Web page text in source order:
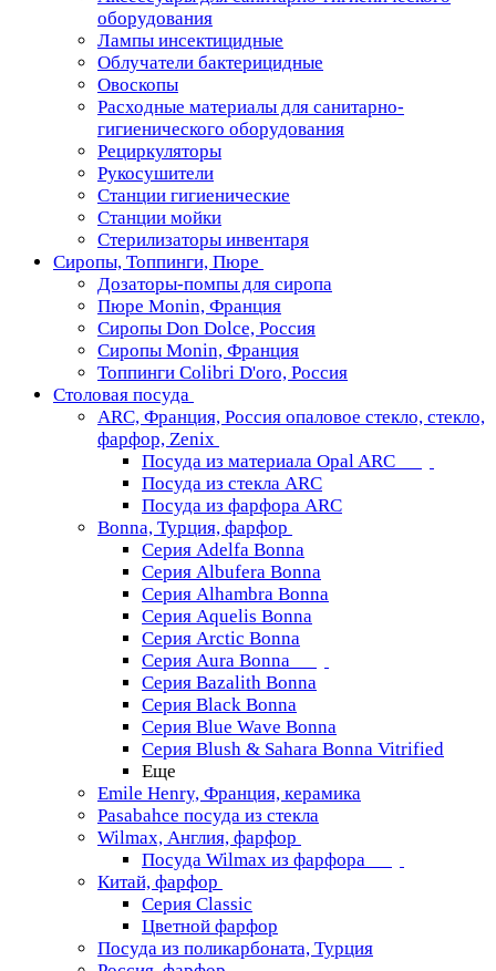
оборудования
Лампы инсектицидные
Облучатели бактерицидные
Овоскопы
Расходные материалы для санитарно-
гигиенического оборудования
Рециркуляторы
Рукосушители
Станции гигиенические
Станции мойки
Стерилизаторы инвентаря
Сиропы, Топпинги, Пюре
Дозаторы-помпы для сиропа
Пюре Monin, Франция
Сиропы Don Dolce, Россия
Сиропы Monin, Франция
Топпинги Colibri D'oro, Россия
Столовая посуда
ARC, Франция, Россия опаловое стекло, стекло,
фарфор, Zenix
Посуда из материала Opal ARC
Посуда из стекла ARC
Посуда из фарфора ARC
Bonna, Турция, фарфор
Серия Adelfa Bonna
Серия Albufera Bonna
Серия Alhambra Bonna
Серия Aquelis Bonna
Серия Arctic Bonna
Серия Aura Bonna
Серия Bazalith Bonna
Серия Black Bonna
Серия Blue Wave Bonna
Серия Blush & Sahara Bonna Vitrified
Еще
Emile Henry, Франция, керамика
Pasabahce посуда из стекла
Wilmax, Англия, фарфор
Посуда Wilmax из фарфора
Китай, фарфор
Серия Classiс
Цветной фарфор
Посуда из поликарбоната, Турция